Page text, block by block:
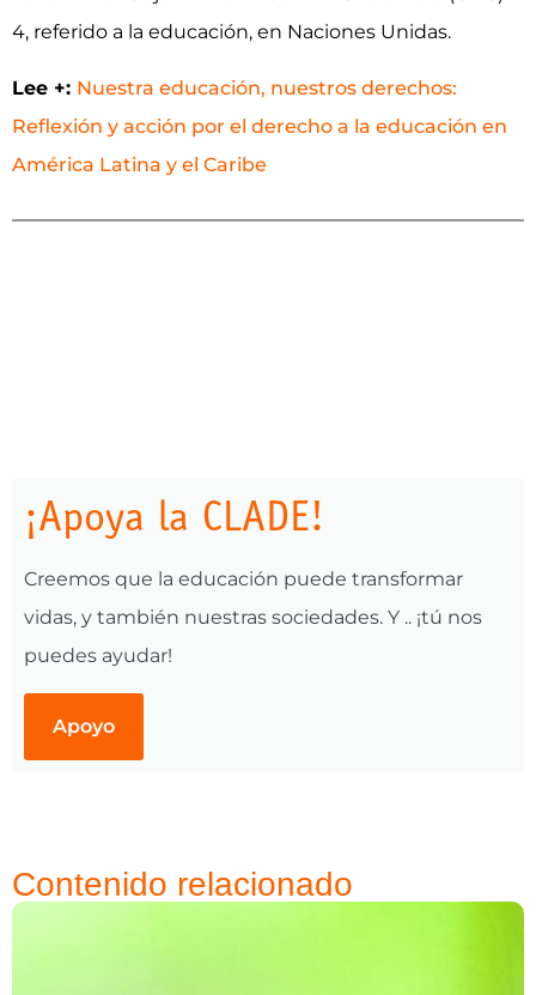
4, referido a la educación, en Naciones Unidas.
Lee +: Nuestra educación, nuestros derechos:
Reflexión y acción por el derecho a la educación en
América Latina y el Caribe
¡Apoya la CLADE!
Creemos que la educación puede transformar
vidas, y también nuestras sociedades. Y .. ¡tú nos
puedes ayudar!
Apoyo
Contenido relacionado